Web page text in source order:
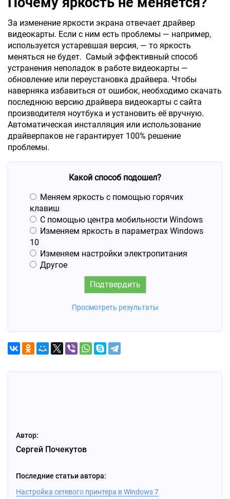
За изменение яркости экрана отвечает драйвер
видеокарты. Если с ним есть проблемы — например,
используется устаревшая версия, — то яркость
меняться не будет. Самый эффективный способ
устранения неполадок в работе видеокарты —
обновление или переустановка драйвера. Чтобы
наверняка избавиться от ошибок, необходимо скачать
последнюю версию драйвера видеокарты с сайта
производителя ноутбука и установить её вручную.
Автоматическая инсталляция или использование
драйверпаков не гарантирует 100% решение
проблемы.
Какой способ подошел?
Меняем яркость с помощью горячих
клавиш
С помощью центра мобильности Windows
Изменяем яркость в параметрах Windows
10
Изменяем настройки электропитания
Другое
Просмотреть результаты
Автор:
Сергей Почекутов
Последние статьи автора:
Настройка сетевого принтера в Windows 7